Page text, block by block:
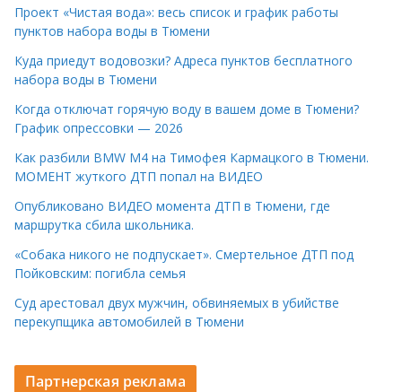
Проект «Чистая вода»: весь список и график работы
пунктов набора воды в Тюмени
Куда приедут водовозки? Адреса пунктов бесплатного
набора воды в Тюмени
Когда отключат горячую воду в вашем доме в Тюмени?
График опрессовки — 2026
Как разбили BMW M4 на Тимофея Кармацкого в Тюмени.
МОМЕНТ жуткого ДТП попал на ВИДЕО
Опубликовано ВИДЕО момента ДТП в Тюмени, где
маршрутка сбила школьника.
«Собака никого не подпускает». Смертельное ДТП под
Пойковским: погибла семья
Суд арестовал двух мужчин, обвиняемых в убийстве
перекупщика автомобилей в Тюмени
Партнерская реклама